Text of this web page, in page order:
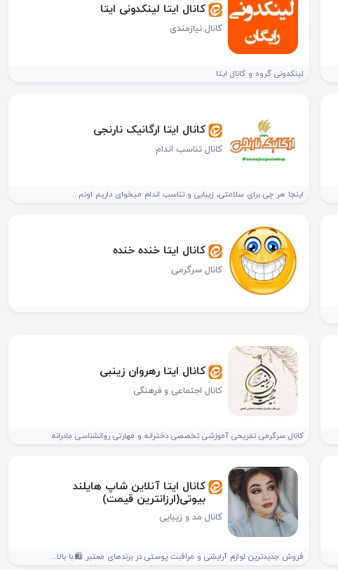
کانال ایتا لینکدونی ایتا
کانال نیازمندی
لینکدونی گروه و کانال ایتا
کانال ایتا ارگانیک نارنجی
کانال تناسب اندام
اینجا هر چی برای سلامتی، زیبایی و تناسب اندام میخوای داریم اونم...
کانال ایتا خنده خنده
کانال سرگرمی
کانال ایتا رهروان زینبی
کانال اجتماعی و فرهنگی
کانال سرگرمی تفریحی آموزشی تخصصی دخترانه و مهارتی روانشناسی مادرانه
کانال ایتا آنلاین شاپ هایلند
بیوتی(ارزانترین قیمت)
کانال مد و زیبایی
فروش جدیدترین لوازم آرایشی و مراقبت پوستی در برندهای معتبر 🛍.با بالا...